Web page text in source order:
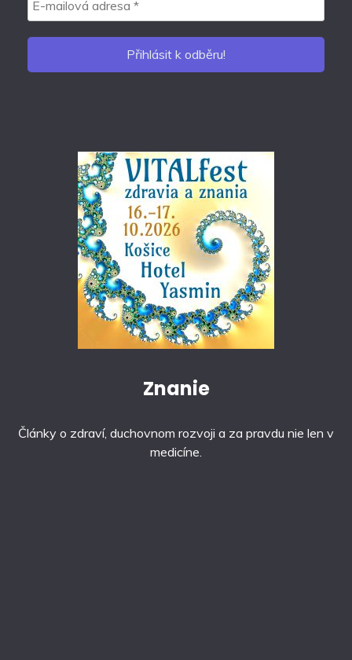
Znanie
Články o zdraví, duchovnom rozvoji a za pravdu nie len v
medicíne.